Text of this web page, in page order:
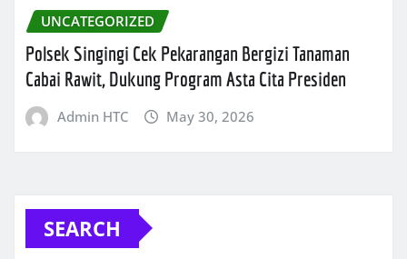
UNCATEGORIZED
Polsek Singingi Cek Pekarangan Bergizi Tanaman
Cabai Rawit, Dukung Program Asta Cita Presiden
Admin HTC May 30, 2026
SEARCH